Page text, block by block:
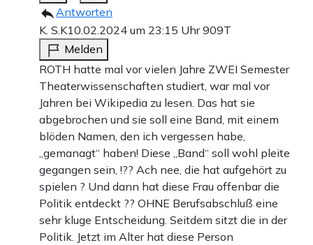
Antworten
K. S.K10.02.2024 um 23:15 Uhr909T
Melden
ROTH hatte mal vor vielen Jahre ZWEI Semester
Theaterwissenschaften studiert, war mal vor
Jahren bei Wikipedia zu lesen. Das hat sie
abgebrochen und sie soll eine Band, mit einem
blöden Namen, den ich vergessen habe,
„gemanagt“ haben! Diese „Band“ soll wohl pleite
gegangen sein, !?? Ach nee, die hat aufgehört zu
spielen ? Und dann hat diese Frau offenbar die
Politik entdeckt ?? OHNE Berufsabschluß eine
sehr kluge Entscheidung. Seitdem sitzt die in der
Politik. Jetzt im Alter hat diese Person